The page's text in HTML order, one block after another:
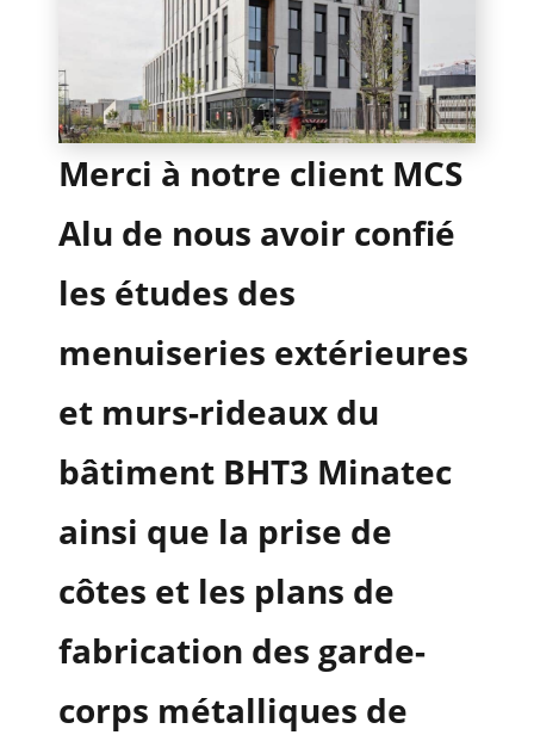
RÉFÉRENCES
CONTACT
Merci à notre client MCS
Alu de nous avoir confié
les études des
menuiseries extérieures
et murs-rideaux du
bâtiment BHT3 Minatec
ainsi que la prise de
côtes et les plans de
fabrication des garde-
corps métalliques de